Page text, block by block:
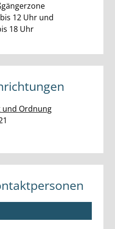
12 Uhr und
18 Uhr
und Ordnung